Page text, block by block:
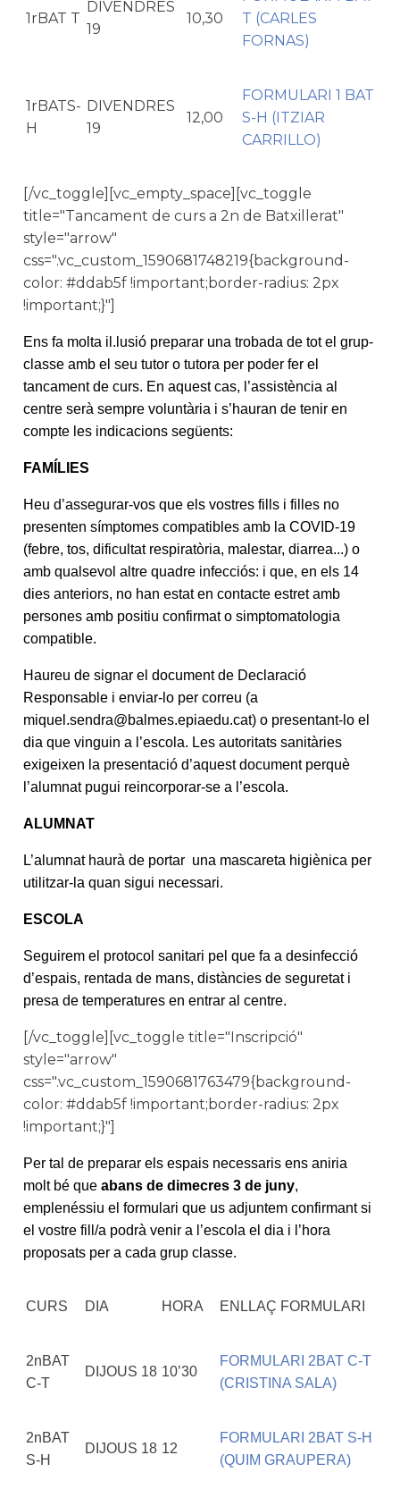
1rBAT T
DIVENDRES
19
10,30
T (CARLES
FORNAS)
1rBATS-
H
DIVENDRES
19
12,00
FORMULARI 1 BAT
S-H (ITZIAR
CARRILLO)
[/vc_toggle][vc_empty_space][vc_toggle
title="Tancament de curs a 2n de Batxillerat"
style="arrow"
css=".vc_custom_1590681748219{background-
color: #ddab5f !important;border-radius: 2px
!important;}"]
Ens fa molta il.lusió preparar una trobada de tot el grup-
classe amb el seu tutor o tutora per poder fer el
tancament de curs. En aquest cas, l’assistència al
centre serà sempre voluntària i s’hauran de tenir en
compte les indicacions següents:
FAMÍLIES
Heu d’assegurar-vos que els vostres fills i filles no
presenten símptomes compatibles amb la COVID-19
(febre, tos, dificultat respiratòria, malestar, diarrea...) o
amb qualsevol altre quadre infecciós: i que, en els 14
dies anteriors, no han estat en contacte estret amb
persones amb positiu confirmat o simptomatologia
compatible.
Haureu de signar el document de Declaració
Responsable i enviar-lo per correu (a
miquel.sendra@balmes.epiaedu.cat) o presentant-lo el
dia que vinguin a l’escola. Les autoritats sanitàries
exigeixen la presentació d’aquest document perquè
l’alumnat pugui reincorporar-se a l’escola.
ALUMNAT
L’alumnat haurà de portar una mascareta higiènica per
utilitzar-la quan sigui necessari.
ESCOLA
Seguirem el protocol sanitari pel que fa a desinfecció
d’espais, rentada de mans, distàncies de seguretat i
presa de temperatures en entrar al centre.
[/vc_toggle][vc_toggle title="Inscripció"
style="arrow"
css=".vc_custom_1590681763479{background-
color: #ddab5f !important;border-radius: 2px
!important;}"]
Per tal de preparar els espais necessaris ens aniria
molt bé que abans de dimecres 3 de juny,
emplenéssiu el formulari que us adjuntem confirmant si
el vostre fill/a podrà venir a l’escola el dia i l’hora
proposats per a cada grup classe.
CURS DIA HORA ENLLAÇ FORMULARI
2nBAT
C-T
DIJOUS 18 10’30
FORMULARI 2BAT C-T
(CRISTINA SALA)
2nBAT
S-H
DIJOUS 18 12
FORMULARI 2BAT S-H
(QUIM GRAUPERA)